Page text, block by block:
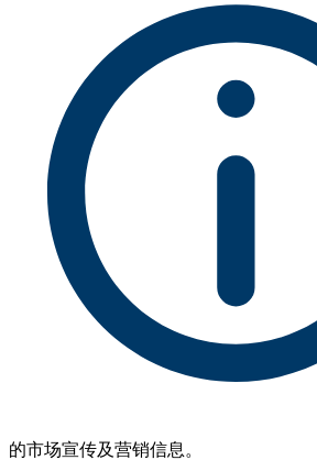
的市场宣传及营销信息。